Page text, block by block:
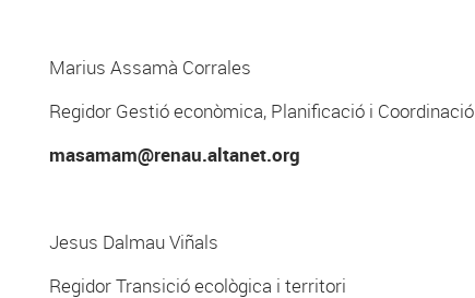
Marius Assamà Corrales
Regidor Gestió econòmica, Planificació i Coordinació
masamam@renau.altanet.org
Jesus Dalmau Viñals
Regidor Transició ecològica i territori